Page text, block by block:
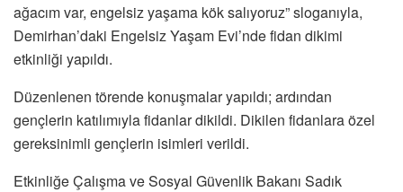
ağacım var, engelsiz yaşama kök salıyoruz” sloganıyla,
Demirhan’daki Engelsiz Yaşam Evi’nde fidan dikimi
etkinliği yapıldı.
Düzenlenen törende konuşmalar yapıldı; ardından
gençlerin katılımıyla fidanlar dikildi. Dikilen fidanlara özel
gereksinimli gençlerin isimleri verildi.
Etkinliğe Çalışma ve Sosyal Güvenlik Bakanı Sadık